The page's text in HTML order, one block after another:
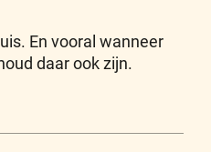
En vooral wanneer
daar ook zijn.